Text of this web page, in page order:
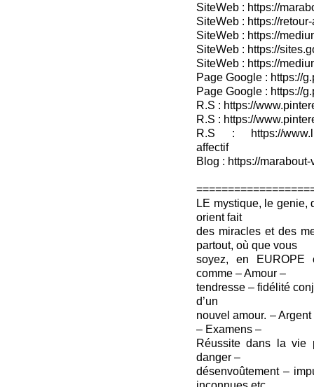
SiteWeb : https://
SiteWeb : https://
SiteWeb : https://
SiteWeb : https://
SiteWeb : https://
Page Google : https://
Page Google : https://
R.S : https://
R.S : https://
R.S : https://
affectif
Blog : https://
LE mystique, le genie,
orient fait
des miracles et des
partout, où que vous
soyez, en EUROPE
comme – Amour –
tendresse – fidélité
d’un
nouvel amour. –
– Examens –
Réussite dans la vie
danger –
désenvoûtement –